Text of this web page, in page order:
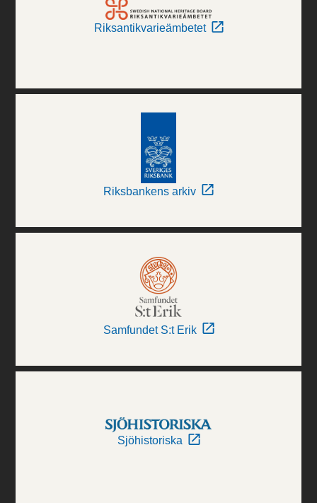
Riksantikvarieämbetet
Riksbankens arkiv
Samfundet S:t Erik
Sjöhistoriska